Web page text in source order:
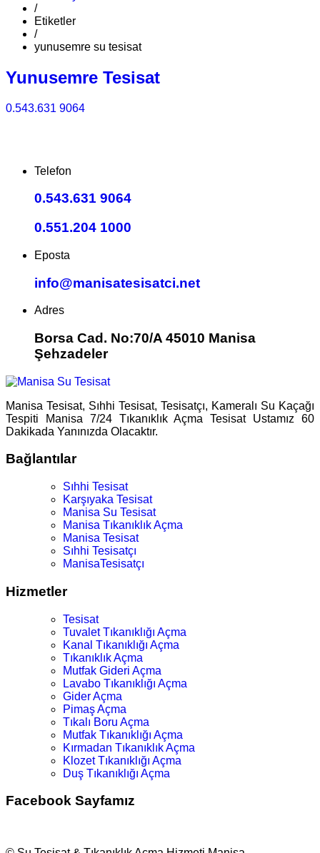
/
Etiketler
/
yunusemre su tesisat
Yunusemre Tesisat
0.543.631 9064
Telefon
0.543.631 9064
0.551.204 1000
Eposta
info@manisatesisatci.net
Adres
Borsa Cad. No:70/A 45010 Manisa
Şehzadeler
Manisa Tesisat, Sıhhi Tesisat, Tesisatçı, Kameralı Su Kaçağı
Tespiti Manisa 7/24 Tıkanıklık Açma Tesisat Ustamız 60
Dakikada Yanınızda Olacaktır.
Bağlantılar
Sıhhi Tesisat
Karşıyaka Tesisat
Manisa Su Tesisat
Manisa Tıkanıklık Açma
Manisa Tesisat
Sıhhi Tesisatçı
ManisaTesisatçı
Hizmetler
Tesisat
Tuvalet Tıkanıklığı Açma
Kanal Tıkanıklığı Açma
Tıkanıklık Açma
Mutfak Gideri Açma
Lavabo Tıkanıklığı Açma
Gider Açma
Pimaş Açma
Tıkalı Boru Açma
Mutfak Tıkanıklığı Açma
Kırmadan Tıkanıklık Açma
Klozet Tıkanıklığı Açma
Duş Tıkanıklığı Açma
Facebook Sayfamız